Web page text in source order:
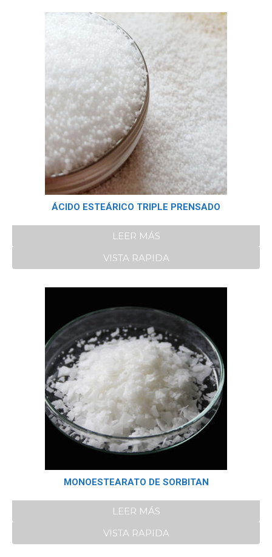
ÁCIDO ESTEÁRICO TRIPLE PRENSADO
LEER MÁS
VISTA RAPIDA
MONOESTEARATO DE SORBITAN
LEER MÁS
VISTA RAPIDA